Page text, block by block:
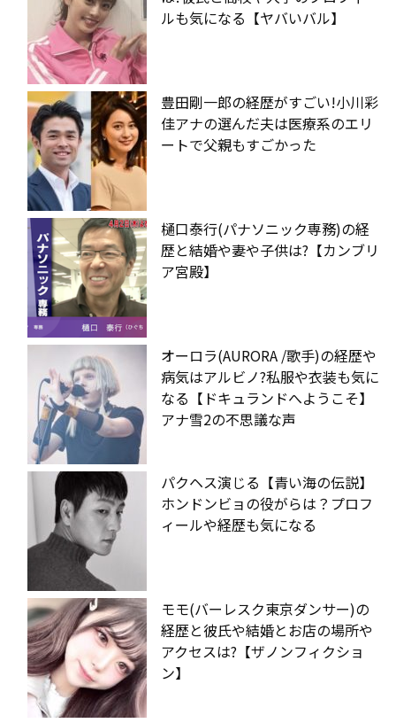
ルも気になる【ヤバいバル】
豊田剛一郎の経歴がすごい!小川彩
佳アナの選んだ夫は医療系のエリ
ートで父親もすごかった
樋口泰行(パナソニック専務)の経
歴と結婚や妻や子供は?【カンブリ
ア宮殿】
オーロラ(AURORA /歌手)の経歴や
病気はアルビノ?私服や衣装も気に
なる【ドキュランドへようこそ】
アナ雪2の不思議な声
パクヘス演じる【青い海の伝説】
ホンドンビョの役がらは？プロフ
ィールや経歴も気になる
モモ(バーレスク東京ダンサー)の
経歴と彼氏や結婚とお店の場所や
アクセスは?【ザノンフィクショ
ン】